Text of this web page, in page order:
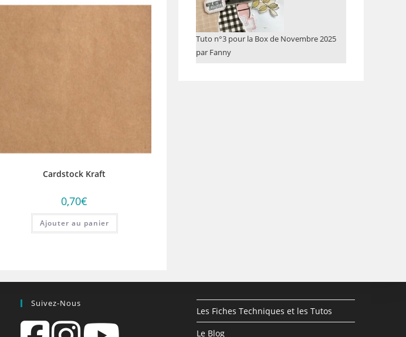
Cardstock Kraft
0,70€
Ajouter au panier
Tuto n°3 pour la Box de Novembre 2025
par Fanny
Suivez-Nous
Les Fiches Techniques et les Tutos
Le Blog